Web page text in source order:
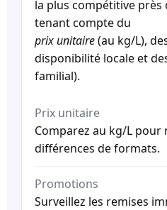
la plus compétitive près
tenant compte du
prix unitaire(au kg/L),
disponibilité locale et
familial).
Prix unitaire
Comparez au kg/L pour
différences de formats.
Promotions
Surveillez les remises